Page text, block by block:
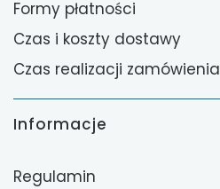
Formy płatności
Czas i koszty dostawy
Czas realizacji zamówienia
Informacje
Regulamin